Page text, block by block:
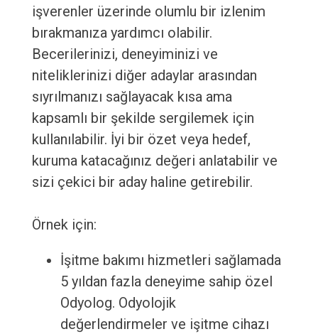
işverenler üzerinde olumlu bir izlenim
bırakmanıza yardımcı olabilir.
Becerilerinizi, deneyiminizi ve
niteliklerinizi diğer adaylar arasından
sıyrılmanızı sağlayacak kısa ama
kapsamlı bir şekilde sergilemek için
kullanılabilir. İyi bir özet veya hedef,
kuruma katacağınız değeri anlatabilir ve
sizi çekici bir aday haline getirebilir.
Örnek için:
İşitme bakımı hizmetleri sağlamada
5 yıldan fazla deneyime sahip özel
Odyolog. Odyolojik
değerlendirmeler ve işitme cihazı